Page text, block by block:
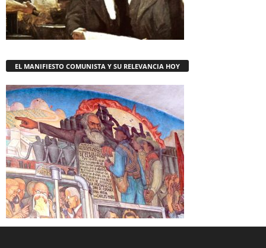
EL MANIFIESTO COMUNISTA Y SU RELEVANCIA HOY